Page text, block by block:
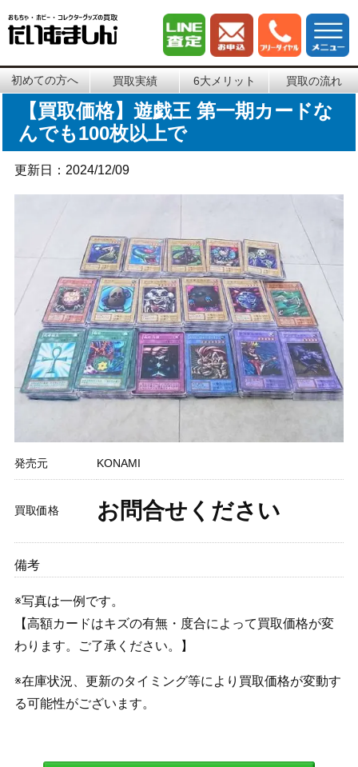
初めての方へ 買取実績 6大メリット 買取の流れ
【買取価格】遊戯王 第一期カードな
んでも100枚以上で
更新日：2024/12/09
発売元 KONAMI
買取価格 お問合せください
備考
※写真は一例です。
【高額カードはキズの有無・度合によって買取価格が変
わります。ご了承ください。】
※在庫状況、更新のタイミング等により買取価格が変動す
る可能性がございます。